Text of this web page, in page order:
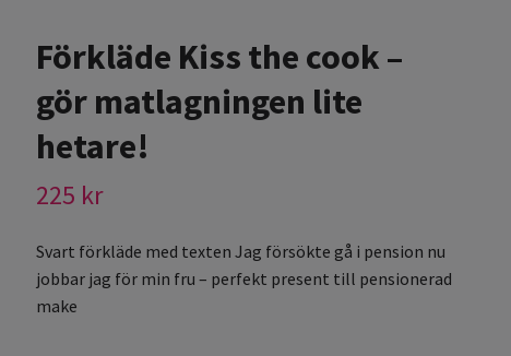
Förkläde Kiss the cook –
gör matlagningen lite
hetare!
225 kr
Svart förkläde med texten Jag försökte gå i pension nu
jobbar jag för min fru – perfekt present till pensionerad
make